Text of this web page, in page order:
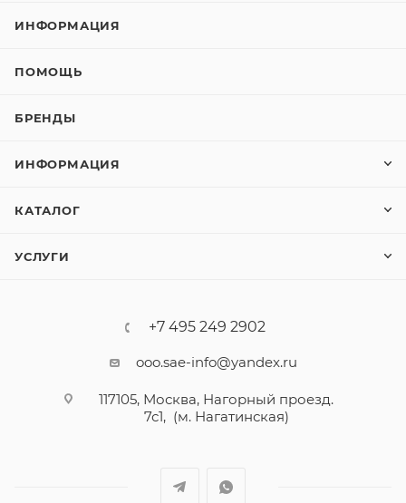
ИНФОРМАЦИЯ
ПОМОЩЬ
БРЕНДЫ
ИНФОРМАЦИЯ
КАТАЛОГ
УСЛУГИ
+7 495 249 2902
ooo.sae-info@yandex.ru
117105, Москва, Нагорный проезд.
7с1, (м. Нагатинская)